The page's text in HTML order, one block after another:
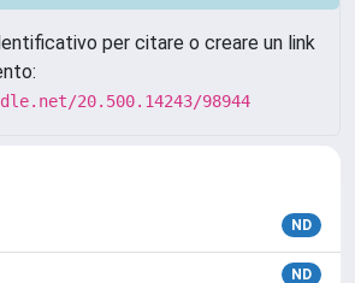
per citare o creare un link
20.500.14243/98944
ND
ND